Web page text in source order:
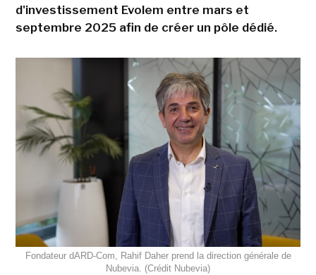
d'investissement Evolem entre mars et
septembre 2025 afin de créer un pôle dédié.
Fondateur dARD-Com, Rahif Daher prend la direction générale de
Nubevia. (Crédit Nubevia)